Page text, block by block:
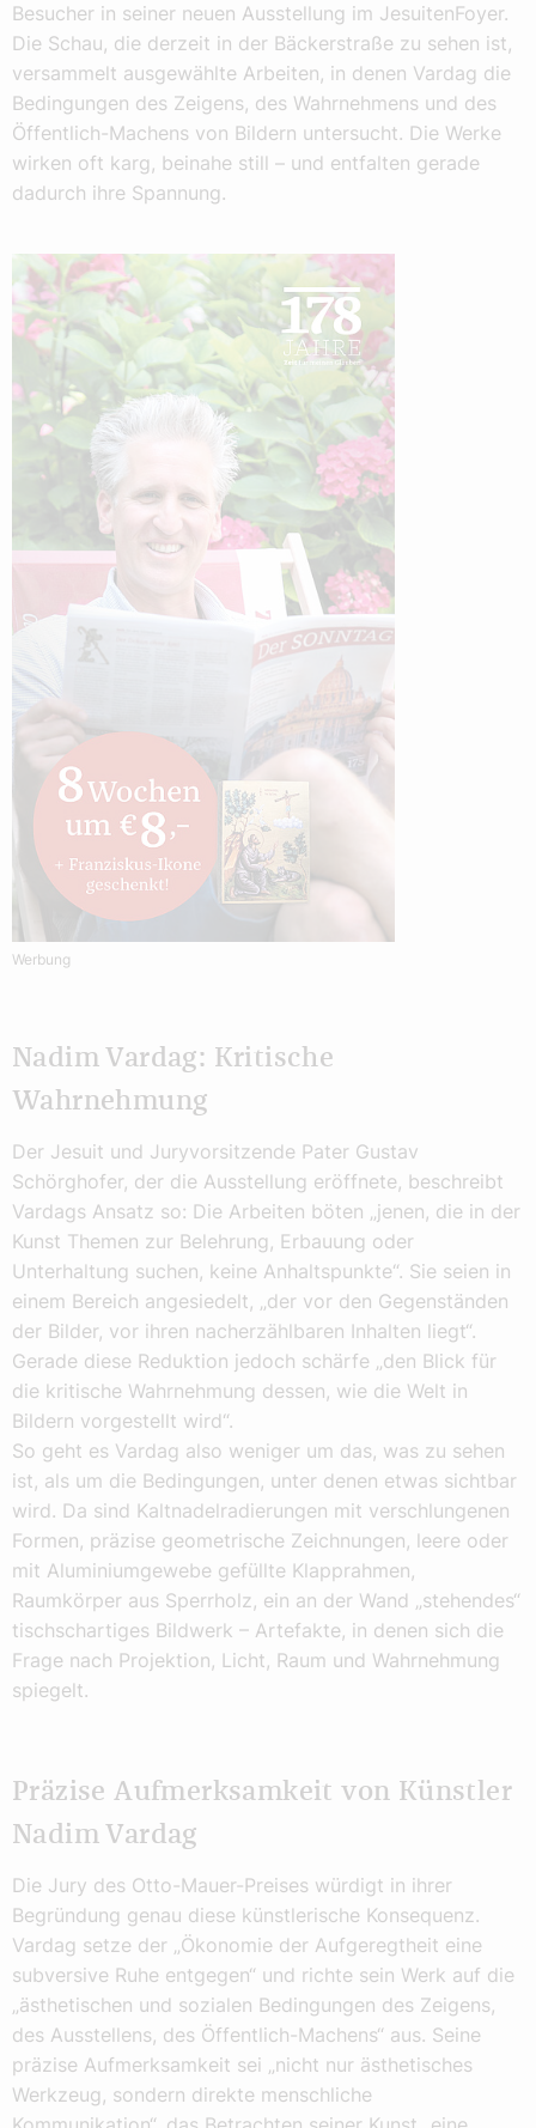
Besucher in seiner neuen Ausstellung im JesuitenFoyer.
Die Schau, die derzeit in der Bäckerstraße zu sehen ist,
versammelt ausgewählte Arbeiten, in denen Vardag die
Bedingungen des Zeigens, des Wahrnehmens und des
Öffentlich-Machens von Bildern untersucht. Die Werke
wirken oft karg, beinahe still – und entfalten gerade
dadurch ihre Spannung.
Werbung
Nadim Vardag: Kritische
Wahrnehmung
Der Jesuit und Juryvorsitzende Pater Gustav
Schörghofer, der die Ausstellung eröffnete, beschreibt
Vardags Ansatz so: Die Arbeiten böten „jenen, die in der
Kunst Themen zur Belehrung, Erbauung oder
Unterhaltung suchen, keine Anhaltspunkte“. Sie seien in
einem Bereich angesiedelt, „der vor den Gegenständen
der Bilder, vor ihren nacherzählbaren Inhalten liegt“.
Gerade diese Reduktion jedoch schärfe „den Blick für
die kritische Wahrnehmung dessen, wie die Welt in
Bildern vorgestellt wird“.
So geht es Vardag also weniger um das, was zu sehen
ist, als um die Bedingungen, unter denen etwas sichtbar
wird. Da sind Kaltnadelradierungen mit verschlungenen
Formen, präzise geometrische Zeichnungen, leere oder
mit Aluminiumgewebe gefüllte Klapprahmen,
Raumkörper aus Sperrholz, ein an der Wand „stehendes“
tischschartiges Bildwerk – Artefakte, in denen sich die
Frage nach Projektion, Licht, Raum und Wahrnehmung
spiegelt.
Präzise Aufmerksamkeit von Künstler
Nadim Vardag
Die Jury des Otto-Mauer-Preises würdigt in ihrer
Begründung genau diese künstlerische Konsequenz.
Vardag setze der „Ökonomie der Aufgeregtheit eine
subversive Ruhe entgegen“ und richte sein Werk auf die
„ästhetischen und sozialen Bedingungen des Zeigens,
des Ausstellens, des Öffentlich-Machens“ aus. Seine
präzise Aufmerksamkeit sei „nicht nur ästhetisches
Werkzeug, sondern direkte menschliche